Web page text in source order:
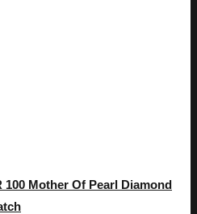
100 Mother Of Pearl Diamond